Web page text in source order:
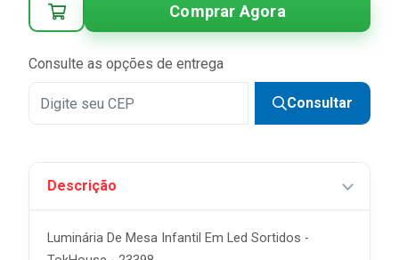
Comprar Agora
Consulte as opções de entrega
Consultar
Descrição
Luminária De Mesa Infantil Em Led Sortidos -